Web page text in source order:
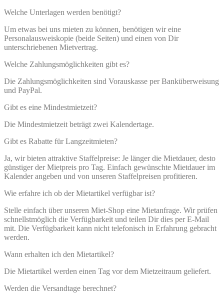
Welche Unterlagen werden benötigt?
Um etwas bei uns mieten zu können, benötigen wir eine
Personalausweiskopie (beide Seiten) und einen von Dir
unterschriebenen Mietvertrag.
Welche Zahlungsmöglichkeiten gibt es?
Die Zahlungsmöglichkeiten sind Vorauskasse per Banküberweisung
und PayPal.
Gibt es eine Mindestmietzeit?
Die Mindestmietzeit beträgt zwei Kalendertage.
Gibt es Rabatte für Langzeitmieten?
Ja, wir bieten attraktive Staffelpreise: Je länger die Mietdauer, desto
günstiger der Mietpreis pro Tag. Einfach gewünschte Mietdauer im
Kalender angeben und von unseren Staffelpreisen profitieren.
Wie erfahre ich ob der Mietartikel verfügbar ist?
Stelle einfach über unseren Miet-Shop eine Mietanfrage. Wir prüfen
schnellstmöglich die Verfügbarkeit und teilen Dir dies per E-Mail
mit. Die Verfügbarkeit kann nicht telefonisch in Erfahrung gebracht
werden.
Wann erhalten ich den Mietartikel?
Die Mietartikel werden einen Tag vor dem Mietzeitraum geliefert.
Werden die Versandtage berechnet?